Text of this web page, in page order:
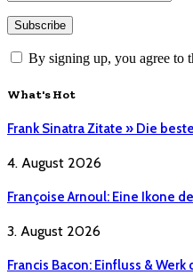
By signing up, you agree to
What's Hot
Frank Sinatra Zitate » Die
4. August 2026
Françoise Arnoul: Eine Ikone
3. August 2026
Francis Bacon: Einfluss & Werk